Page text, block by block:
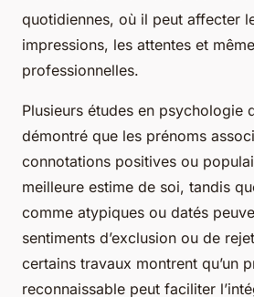
quotidiennes, où il peut affecter
impressions, les attentes et
professionnelles.
Plusieurs études en psychologie
démontré que les prénoms
connotations positives ou
meilleure estime de soi, tandis
comme atypiques ou datés
sentiments d’exclusion ou de
certains travaux montrent qu’un
reconnaissable peut faciliter